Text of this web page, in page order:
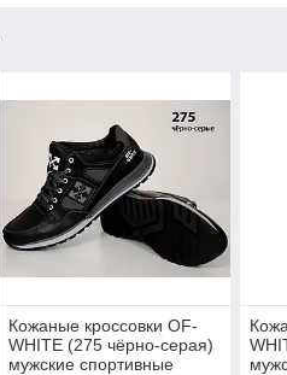
Кожаные кроссовки OF-
WHITE (275 чёрно-серая)
мужские спортивные